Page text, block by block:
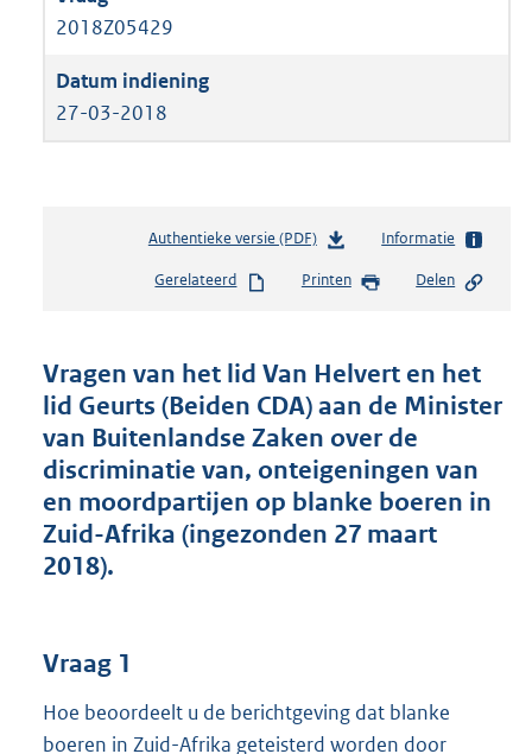
2018Z05429
27-03-2018
Authentieke versie (PDF)b
s
n
d
s
g
r
o
o
t
b
Informatie
Gerelateerd Printen Delen
Vragen van het lid Van Helvert en het
lid Geurts (Beiden CDA) aan de Minister
van Buitenlandse Zaken over de
discriminatie van, onteigeningen van
en moordpartijen op blanke boeren in
Zuid-Afrika (ingezonden 27 maart
2018).
Vraag 1
Hoe beoordeelt u de berichtgeving dat blanke
boeren in Zuid-Afrika geteisterd worden door